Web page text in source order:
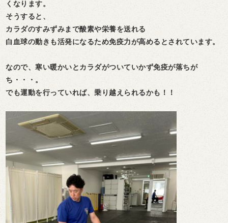
くなります。
そうすると、
カラダのすみずみまで酸素や栄養を送れる
白血球の動きも活発になるため免疫力が高めるとされています。
なので、寒い暖かいとカラダがついていかず免疫が落ちが
ち・・・。
でも運動を行っていれば、乗り越えられるかも！！